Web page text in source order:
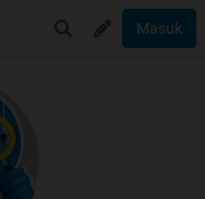
Masuk